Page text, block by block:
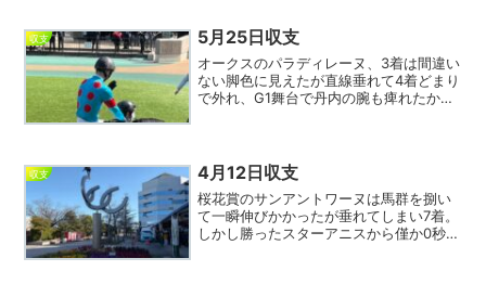
レースで1...
収支 5月25日収支
オークスのパラディレーヌ、3着は間違い
ない脚色に見えたが直線垂れて4着どまり
で外れ、G1舞台で丹内の腕も痺れたか。
①アルマベロー...
収支 4月12日収支
桜花賞のサンアントワーヌは馬群を捌い
て一瞬伸びかかったが垂れてしまい7着。
しかし勝ったスターアニスから僅か0秒7